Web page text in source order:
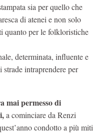
sia per quello che
di atenei e non solo
quanto per le folkloristiche
determinata, influente e
intraprendere per
mai permesso di
a cominciare da Renzi
condotto a più miti